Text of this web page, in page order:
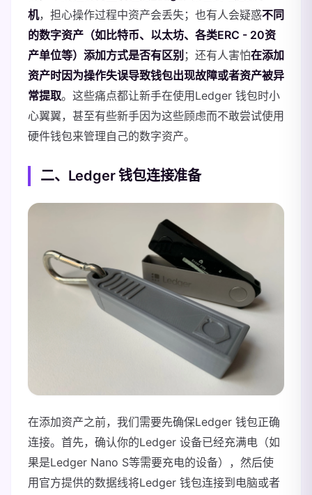
机，担心操作过程中资产会丢失；也有人会疑惑不同
的数字资产（如比特币、以太坊、各类ERC - 20资
产单位等）添加方式是否有区别 ；还有人害怕在添加
资产时因为操作失误导致钱包出现故障或者资产被异
常提取。这些痛点都让新手在使用Ledger 钱包时小
心翼翼，甚至有些新手因为这些顾虑而不敢尝试使用
硬件钱包来管理自己的数字资产。
二、Ledger 钱包连接准备
在添加资产之前，我们需要先确保Ledger 钱包正确
连接。首先，确认你的Ledger 设备已经充满电（如
果是Ledger Nano S等需要充电的设备），然后使
用官方提供的数据线将Ledger 钱包连接到电脑或者